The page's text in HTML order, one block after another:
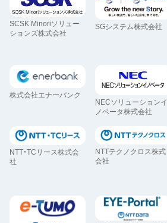
SCSK Minoriソリュー
ションズ株式会社
SGシステム株式会社
株式会社エナーバンク
NECソリューションイ
ノベータ株式会社
NTT・TCリース株式会
社
NTTテクノクロス株式
会社